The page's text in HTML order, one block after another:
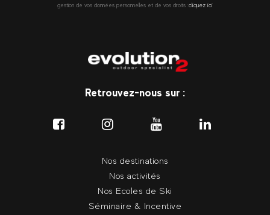
gestion de vos données personnelles et de vos droits :cliquez ici
Retrouvez-nous sur :
Nos destinations
Nos activités
Nos Ecoles de Ski
Séminaire & Incentive